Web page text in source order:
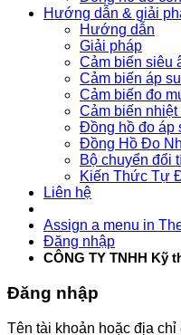
Hướng dẫn & giải
Hướng dẫn
Giải pháp
Cảm biến siêu
Cảm biến áp
Cảm biến đo
Cảm biến nhiệt
Đồng hồ đo áp
Đồng Hồ Đo
Bộ chuyển đổi
Kiến Thức Tự
Liên hệ
Assign a menu in
Đăng nhập
CÔNG TY TNHH Kỹ
Đăng nhập
Tên tài khoản hoặc địa chỉ